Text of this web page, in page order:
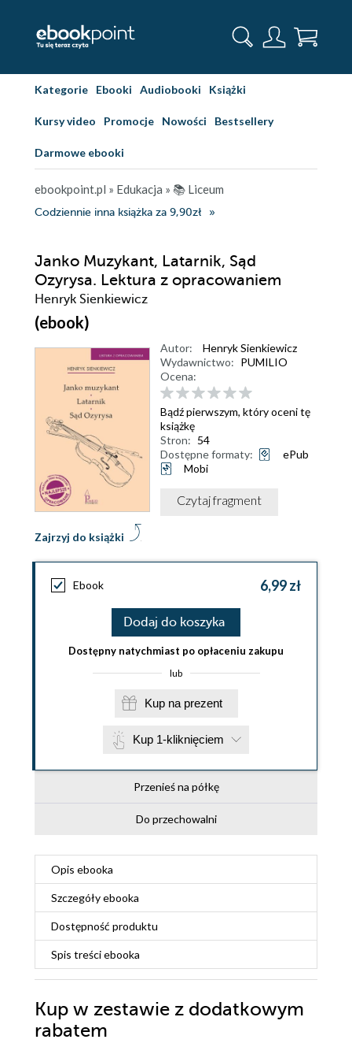
Kategorie Ebooki Audiobooki Książki
Kursy video Promocje Nowości Bestsellery
Darmowe ebooki
ebookpoint.pl » Edukacja » 📚 Liceum
Codziennie inna książka za 9,90zł
Janko Muzykant, Latarnik, Sąd
Ozyrysa. Lektura z opracowaniem
Henryk Sienkiewicz
(ebook)
Zajrzyj do książki
Autor:
Henryk Sienkiewicz
Wydawnictwo: PUMILIO
Ocena:
Bądź pierwszym, który oceni tę
książkę
Stron: 54
Dostępne formaty:
ePub
Mobi
Czytaj fragment
Ebook 6,99 zł
Dodaj do koszyka
Dostępny natychmiast po opłaceniu zakupu
lub
Kup na prezent
Kup 1-kliknięciem
Przenieś na półkę
Do przechowalni
Opis ebooka
Szczegółyebooka
Dostępność produktu
Spis treściebooka
Kup w zestawie z dodatkowym
rabatem